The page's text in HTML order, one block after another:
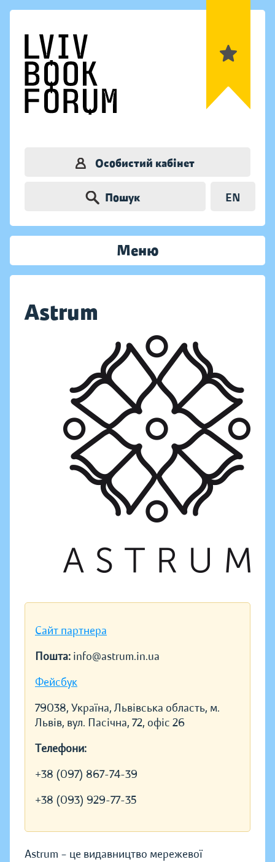
Особистий кабінет
Пошук EN
Меню
Astrum
Сайт партнера
Пошта: info@astrum.in.ua
Фейсбук
79038, Україна, Львівська область, м.
Львів, вул. Пасічна, 72, офіс 26
Телефони:
+38 (097) 867-74-39
+38 (093) 929-77-35
Astrum – це видавництво мережевої